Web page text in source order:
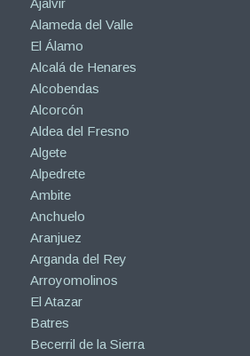
Alameda del Valle
El Álamo
Alcalá de Henares
Alcobendas
Alcorcón
Aldea del Fresno
Algete
Alpedrete
Ambite
Anchuelo
Aranjuez
Arganda del Rey
Arroyomolinos
El Atazar
Batres
Becerril de la Sierra